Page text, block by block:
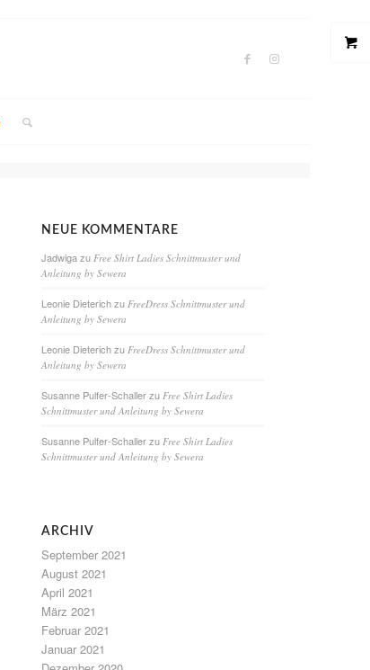
NEUE KOMMENTARE
Jadwigazu Free Shirt Ladies Schnittmuster und
Anleitung by Sewera
Leonie Dieterichzu FreeDress Schnittmuster und
Anleitung by Sewera
Leonie Dieterichzu FreeDress Schnittmuster und
Anleitung by Sewera
Susanne Pulfer-Schallerzu Free Shirt Ladies
Schnittmuster und Anleitung by Sewera
Susanne Pulfer-Schallerzu Free Shirt Ladies
Schnittmuster und Anleitung by Sewera
ARCHIV
September 2021
August 2021
April 2021
März 2021
Februar 2021
Januar 2021